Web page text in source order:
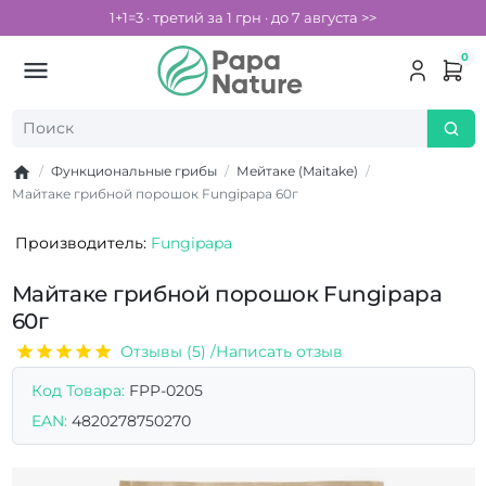
1+1=3 · третий за 1 грн · до 7 августа >>
0
Функциональные грибы
Мейтаке (Maitake)
Майтаке грибной порошок Fungipapa 60г
Производитель: Fungipapa
Майтаке грибной порошок Fungipapa
60г
Отзывы (5) /Написать отзыв
Код Товара: FPP-0205
EAN: 4820278750270